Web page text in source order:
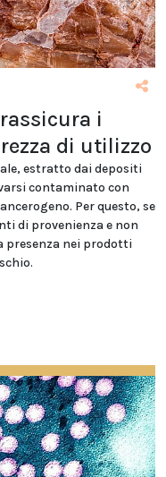
i
di utilizzo
estratto dai depositi
contaminato con
Per questo, se
di provenienza e non
presenza nei prodotti